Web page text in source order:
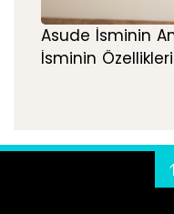
Asude İsminin
İsminin